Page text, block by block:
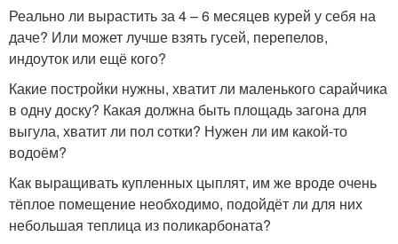
Реально ли вырастить за 4 – 6 месяцев курей у себя на
даче? Или может лучше взять гусей, перепелов,
индоуток или ещё кого?
Какие постройки нужны, хватит ли маленького сарайчика
в одну доску? Какая должна быть площадь загона для
выгула, хватит ли пол сотки? Нужен ли им какой-то
водоём?
Как выращивать купленных цыплят, им же вроде очень
тёплое помещение необходимо, подойдёт ли для них
небольшая теплица из поликарбоната?